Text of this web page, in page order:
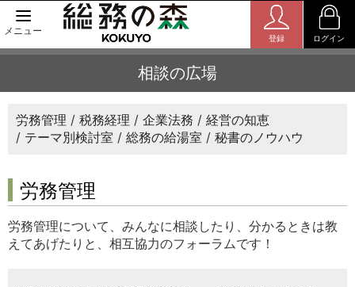
メニュー
登録 ログイン
相談の広場
労務管理 税務経理 企業法務
経営の知恵
テーマ別検討室
総務の給湯室 秘書のノウハウ
労務管理
労務管理について、みんなに相談したり、分かるときは教
えてあげたりと、相互協力のフォーラムです！